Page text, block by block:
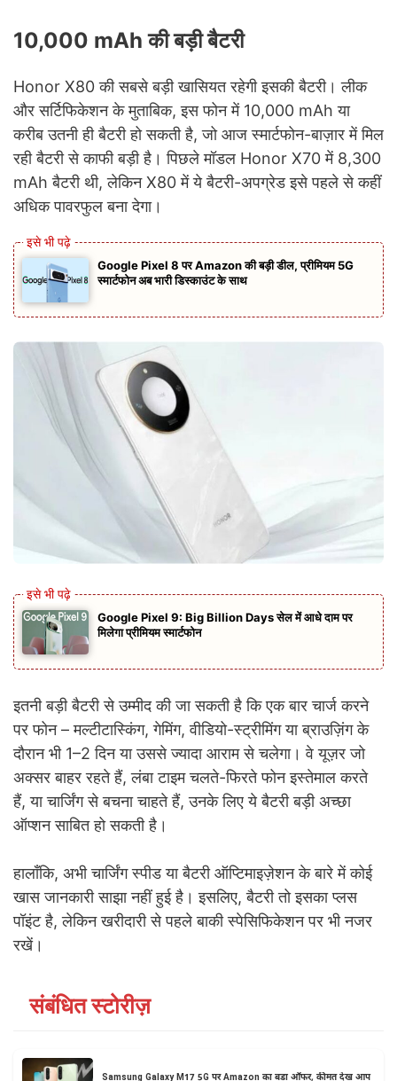
10,000 mAh की बड़ी बैटरी
Honor X80 की सबसे बड़ी खासियत रहेगी इसकी बैटरी। लीक
और सर्टिफिकेशन के मुताबिक, इस फोन में 10,000 mAh या
करीब उतनी ही बैटरी हो सकती है, जो आज स्मार्टफोन-बाज़ार में मिल
रही बैटरी से काफी बड़ी है। पिछले मॉडल Honor X70 में 8,300
mAh बैटरी थी, लेकिन X80 में ये बैटरी-अपग्रेड इसे पहले से कहीं
अधिक पावरफुल बना देगा।
Google Pixel 8 पर Amazon की बड़ी डील, प्रीमियम 5G
स्मार्टफोन अब भारी डिस्काउंट के साथ
Google Pixel 9: Big Billion Days सेल में आधे दाम पर
मिलेगा प्रीमियम स्मार्टफोन
इतनी बड़ी बैटरी से उम्मीद की जा सकती है कि एक बार चार्ज करने
पर फोन – मल्टीटास्किंग, गेमिंग, वीडियो-स्ट्रीमिंग या ब्राउज़िंग के
दौरान भी 1–2 दिन या उससे ज्यादा आराम से चलेगा। वे यूज़र जो
अक्सर बाहर रहते हैं, लंबा टाइम चलते-फिरते फोन इस्तेमाल करते
हैं, या चार्जिंग से बचना चाहते हैं, उनके लिए ये बैटरी बड़ी अच्छा
ऑप्शन साबित हो सकती है।
हालाँकि, अभी चार्जिंग स्पीड या बैटरी ऑप्टिमाइज़ेशन के बारे में कोई
खास जानकारी साझा नहीं हुई है। इसलिए, बैटरी तो इसका प्लस
पॉइंट है, लेकिन खरीदारी से पहले बाकी स्पेसिफिकेशन पर भी नजर
रखें।
संबंधित स्टोरीज़
Samsung Galaxy M17 5G पर Amazon का बड़ा ऑफर, कीमत देख आप